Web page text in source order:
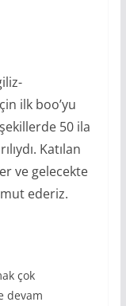
ilk boo’yu
50 ila
Katılan
ve gelecekte
ederiz.
çok
devam